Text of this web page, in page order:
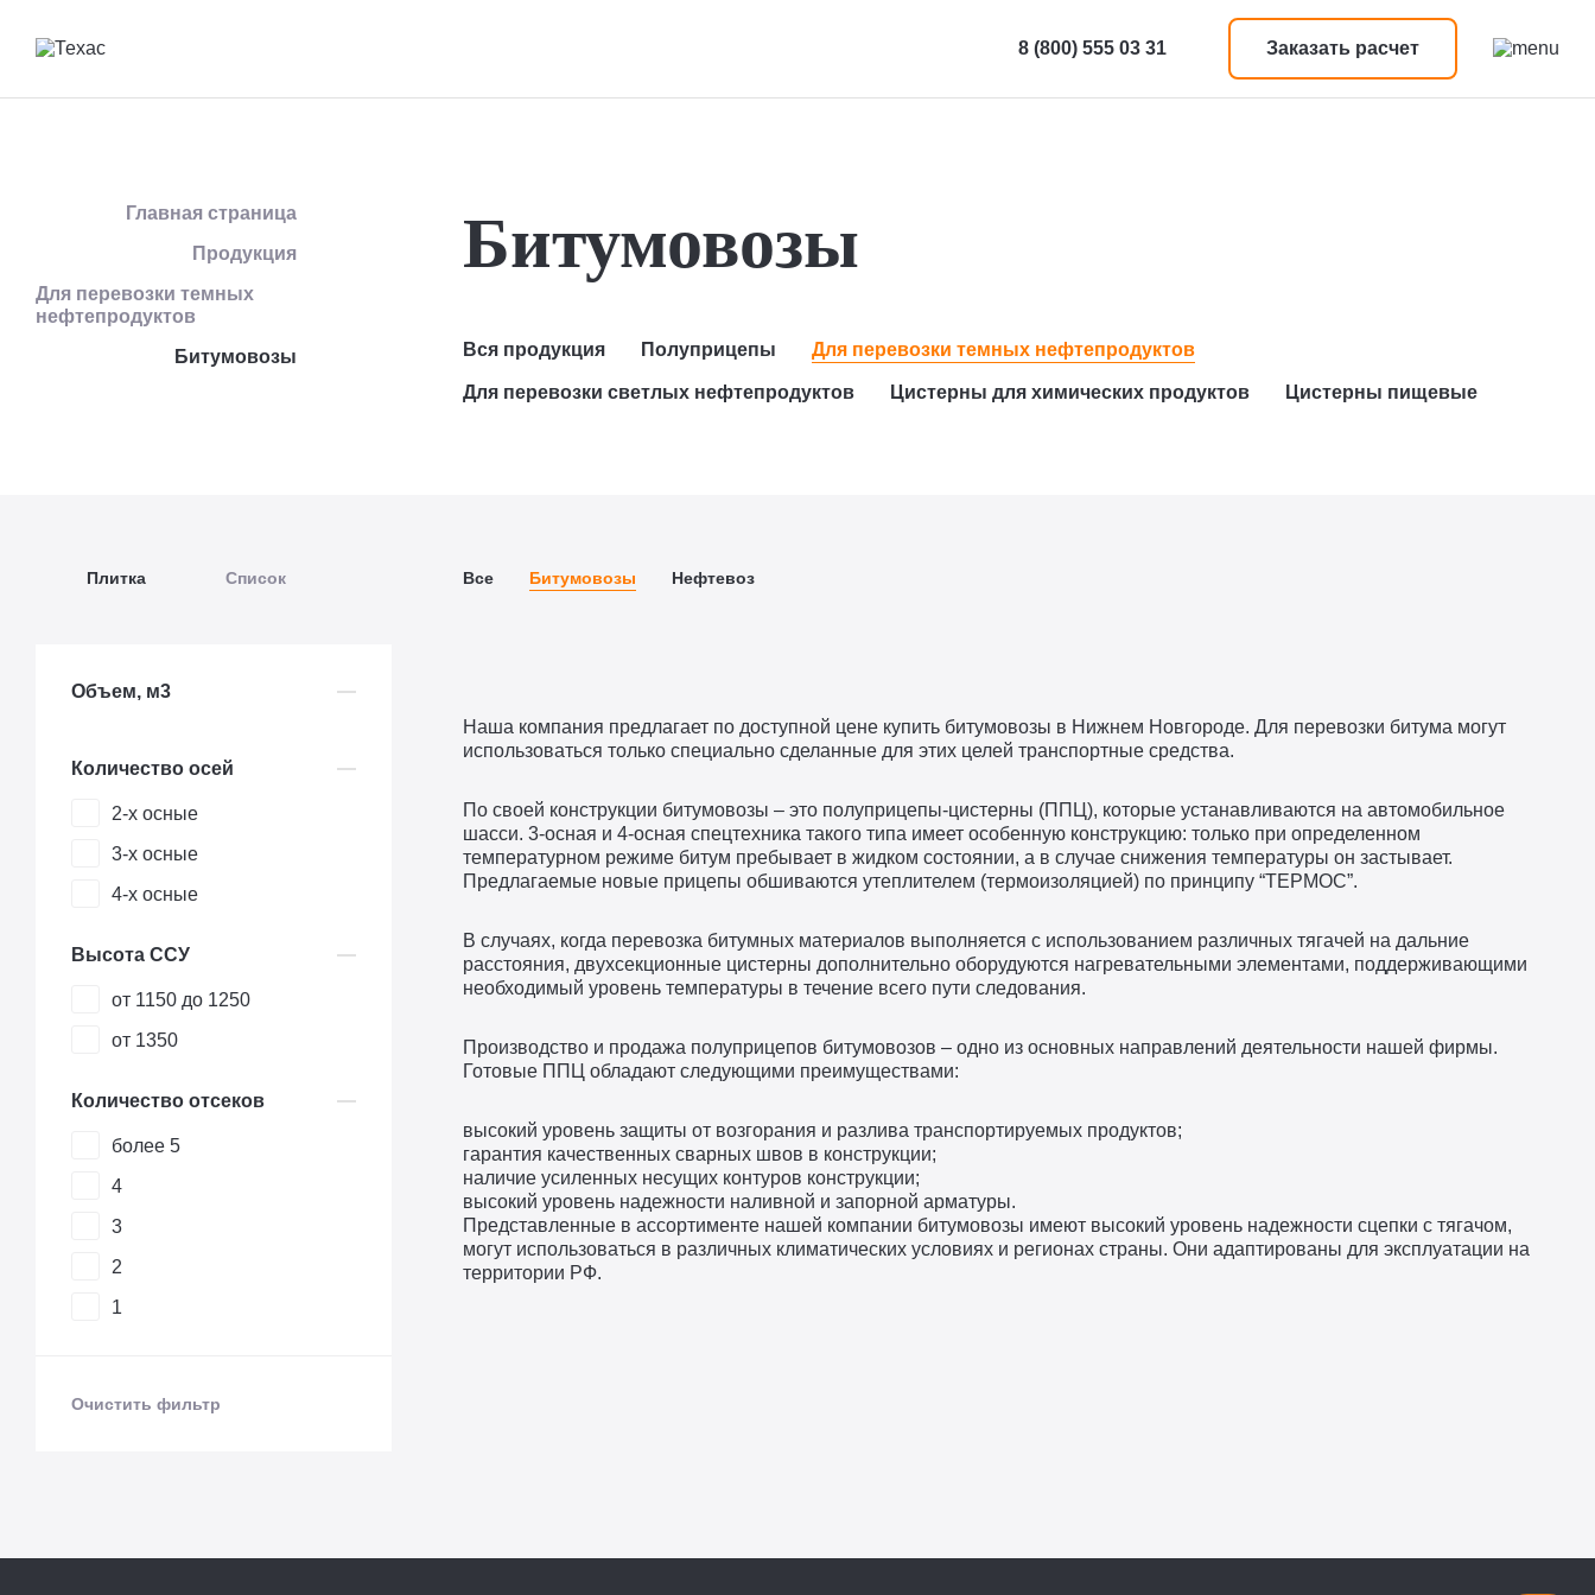
8 (800) 555 03 31 Заказать расчет
О компании
ПродукцияГлавная страница
Продукция
Для перевозки темных
нефтепродуктов
Битумовозы
Битумовозы
Вся продукция Полуприцепы Для перевозки темных нефтепродуктов
Для перевозки светлых нефтепродуктов Цистерны для химических продуктов Цистерны пищевые
Плитка Список Все Битумовозы Нефтевоз
Объем, м3
Количество осей
2-х осные
3-х осные
4-х осные
Высота ССУ
от 1150 до 1250
от 1350
Количество отсеков
более 5
4
3
2
1
Очистить фильтр
Наша компания предлагает по доступной цене купить битумовозы в Нижнем Новгороде. Для перевозки битума могут
использоваться только специально сделанные для этих целей транспортные средства.
По своей конструкции битумовозы – это полуприцепы-цистерны (ППЦ), которые устанавливаются на автомобильное
шасси. 3-осная и 4-осная спецтехника такого типа имеет особенную конструкцию: только при определенном
температурном режиме битум пребывает в жидком состоянии, а в случае снижения температуры он застывает.
Предлагаемые новые прицепы обшиваются утеплителем (термоизоляцией) по принципу “ТЕРМОС”.
В случаях, когда перевозка битумных материалов выполняется с использованием различных тягачей на дальние
расстояния, двухсекционные цистерны дополнительно оборудуются нагревательными элементами, поддерживающими
необходимый уровень температуры в течение всего пути следования.
Производство и продажа полуприцепов битумовозов – одно из основных направлений деятельности нашей фирмы.
Готовые ППЦ обладают следующими преимуществами:
высокий уровень защиты от возгорания и разлива транспортируемых продуктов;
гарантия качественных сварных швов в конструкции;
наличие усиленных несущих контуров конструкции;
высокий уровень надежности наливной и запорной арматуры.
Представленные в ассортименте нашей компании битумовозы имеют высокий уровень надежности сцепки с тягачом,
могут использоваться в различных климатических условиях и регионах страны. Они адаптированы для эксплуатации на
территории РФ.